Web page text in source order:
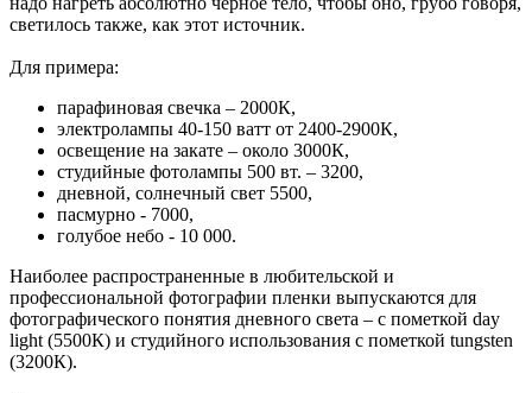
светилось также, как этот источник.
Для примера:
парафиновая свечка – 2000К,
электролампы 40-150 ватт от 2400-2900К,
освещение на закате – около 3000К,
студийные фотолампы 500 вт. – 3200,
дневной, солнечный свет 5500,
пасмурно - 7000,
голубое небо - 10 000.
Наиболее распространенные в любительской и
профессиональной фотографии пленки выпускаются для
фотографического понятия дневного света – с пометкой day
light (5500К) и студийного использования с пометкой tungsten
(3200К).